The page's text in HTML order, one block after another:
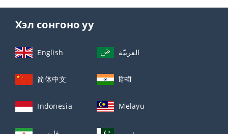
Хэл сонгоно уу
English العربيّة
简体中文 हिन्दी
Indonesia Melayu